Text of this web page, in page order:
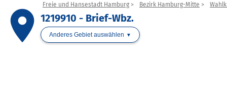
place
Freie und Hansestadt Hamburg Bezirk Hamburg-Mitte
1219910 - Brief-Wbz.
Anderes Gebiet auswählen